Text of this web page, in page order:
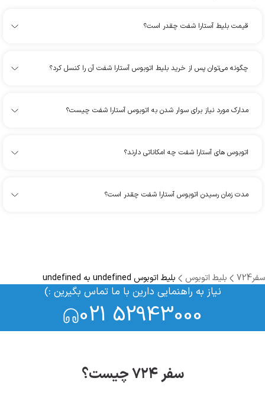
قیمت بلیط آستارا شفت چقدر است؟
چگونه می‌توان پس از خرید بلیط اتوبوس آستارا شفت آن را کنسل کرد؟
مدارک مورد نیاز برای سوار شدن به اتوبوس آستارا شفت چیست؟
اتوبوس های آستارا شفت چه امکاناتی دارند؟
مدت زمان رسیدن اتوبوس آستارا شفت چقدر است؟
سفر724 بلیط اتوبوس بلیط اتوبوس undefined به undefined
نیاز به راهنمایی دارین با ما تماس بگیرین :)
021 52943000
سفر ۷۲۴ چیست؟